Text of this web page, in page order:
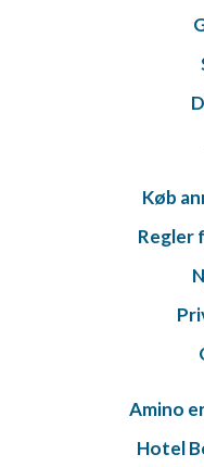
Køb
Regler
Amino
Hotel